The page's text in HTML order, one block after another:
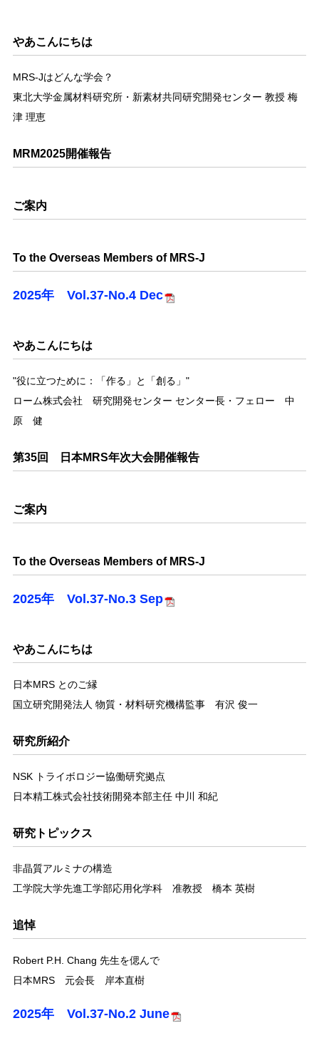
やあこんにちは
MRS-Jはどんな学会？
東北大学金属材料研究所・新素材共同研究開発センター 教授 梅
津 理恵
MRM2025開催報告
ご案内
To the Overseas Members of MRS-J
2025年 Vol.37-No.4 Dec
やあこんにちは
"役に立つために：「作る」と「創る」"
ローム株式会社 研究開発センター センター長・フェロー 中
原 健
第35回 日本MRS年次大会開催報告
ご案内
To the Overseas Members of MRS-J
2025年 Vol.37-No.3 Sep
やあこんにちは
日本MRS とのご縁
国立研究開発法人 物質・材料研究機構監事 有沢 俊一
研究所紹介
NSK トライボロジー協働研究拠点
日本精工株式会社技術開発本部主任 中川 和紀
研究トピックス
非晶質アルミナの構造
工学院大学先進工学部応用化学科 准教授 橋本 英樹
追悼
Robert P.H. Chang 先生を偲んで
日本MRS 元会長 岸本直樹
2025年 Vol.37-No.2 June